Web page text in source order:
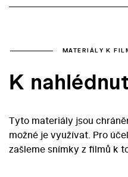
MATERIÁLY K
K
Tyto materiály jsou
možné je využívat. Pro
zašleme snímky z filmů k